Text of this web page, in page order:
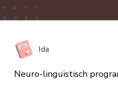
Ida
Neuro-linguïstisch